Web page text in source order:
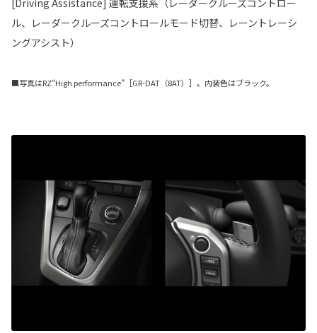
ル、レーダークルーズコントロールモード切替、レーントレーシ
ングアシスト）
■写真はRZ“High performance”［GR-DAT（8AT）］。内装色はブラック。